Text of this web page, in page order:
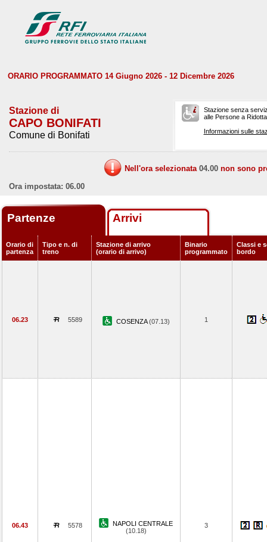
ORARIO PROGRAMMATO 14 Giugno 2026 - 12 Dicembre 2026
Stazione di
CAPO BONIFATI
Comune di Bonifati
Stazione senza
alle Persone a
Informazioni sulle
Nell'ora selezionata 04.00 non sono
Ora impostata: 06.00
Partenze Arrivi
Orario di
partenza
Tipo e n. di
treno
Stazione di arrivo
(orario di arrivo)
Binario
programmato
Classi e
bordo
06.23 5589 COSENZA(07.13) 1
06.43 5578
NAPOLI CENTRALE
(10.18)
3